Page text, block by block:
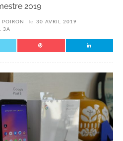
2019
le
30 AVRIL 2019
3A